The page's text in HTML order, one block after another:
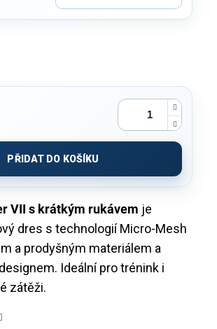
VII s krátkým rukávem je
dres s technologií Micro-Mesh
a prodyšným materiálem a
Ideální pro trénink i
zátěži.
PŘIDAT DO KOŠÍKU